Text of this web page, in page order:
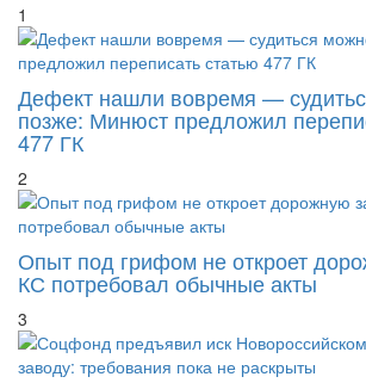
1
Дефект нашли вовремя —
позже: Минюст предложил
477 ГК
2
Опыт под грифом не откроет
КС потребовал обычные акты
3